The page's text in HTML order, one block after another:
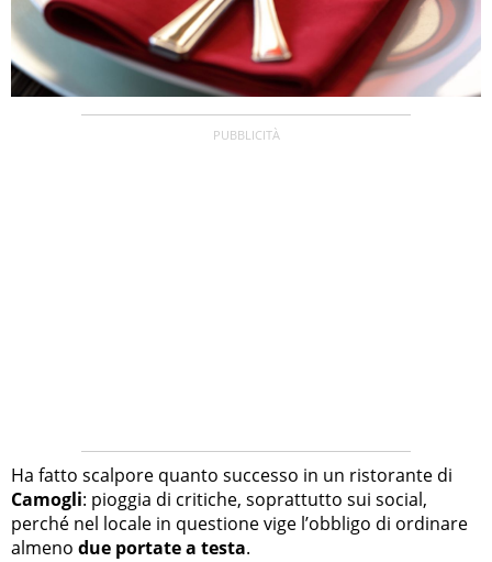
Ha fatto scalpore quanto successo in un ristorante di
Camogli: pioggia di critiche, soprattutto sui social,
perché nel locale in questione vige l’obbligo di ordinare
almeno due portate a testa.